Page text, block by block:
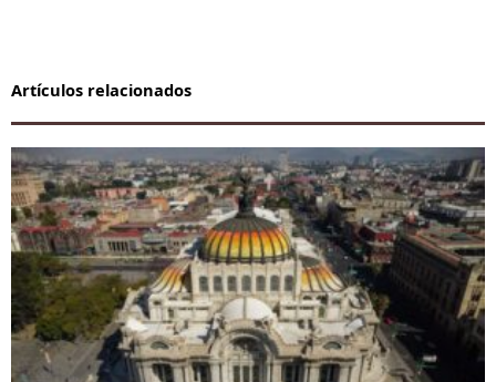
Artículos relacionados